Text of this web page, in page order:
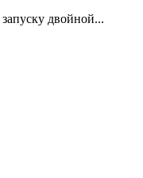
двойной...